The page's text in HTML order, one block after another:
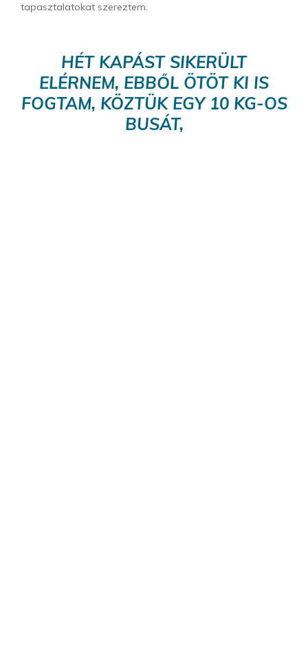
tapasztalatokat szereztem.
HÉT KAPÁST SIKERÜLT
ELÉRNEM, EBBŐL ÖTÖT KI IS
FOGTAM, KÖZTÜK EGY 10 KG-OS
BUSÁT,